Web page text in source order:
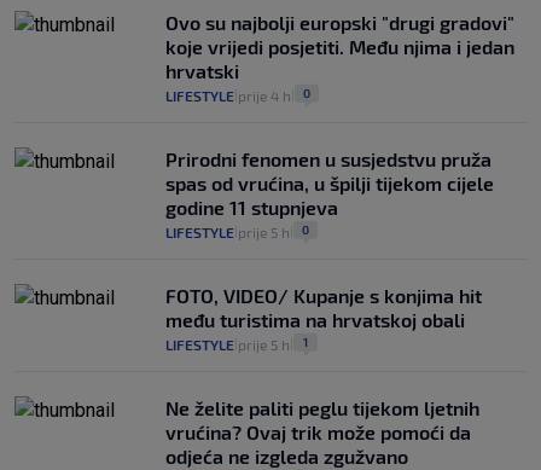
Ovo su najbolji europski "drugi gradovi"
koje vrijedi posjetiti. Među njima i jedan
hrvatski
LIFESTYLE prije 4 h 0
Prirodni fenomen u susjedstvu pruža
spas od vrućina, u špilji tijekom cijele
godine 11 stupnjeva
LIFESTYLE prije 5 h 0
FOTO, VIDEO/ Kupanje s konjima hit
među turistima na hrvatskoj obali
LIFESTYLE prije 5 h 1
Ne želite paliti peglu tijekom ljetnih
vrućina? Ovaj trik može pomoći da
odjeća ne izgleda zgužvano